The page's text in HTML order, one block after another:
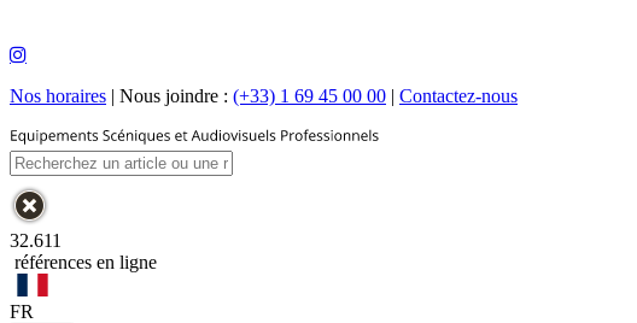
Nos horaires | Nous joindre : (+33) 1 69 45 00 00 | Contactez-nous
32.611
références en ligne
FR